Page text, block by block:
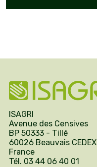
ISAGRI
Avenue des Censives
BP 50333 - Tillé
60026 Beauvais CEDEX
France
Tél. 03 44 06 40 01